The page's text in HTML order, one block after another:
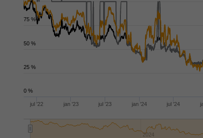
jul '22 jan '23 jul '23 jan '24 jul '24
2024
0 %
25 %
50 %
75 %